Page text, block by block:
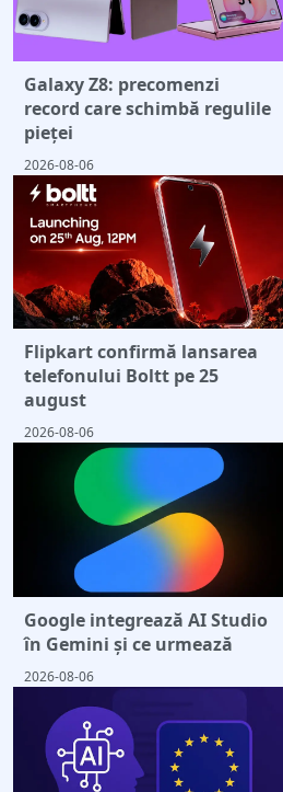
Galaxy Z8: precomenzi
record care schimbă regulile
pieței
2026-08-06
Flipkart confirmă lansarea
telefonului Boltt pe 25
august
2026-08-06
Google integrează AI Studio
în Gemini și ce urmează
2026-08-06